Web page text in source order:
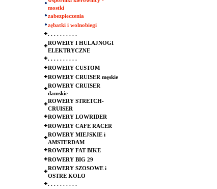
mostki
zabezpieczenia
zębatki i wolnobiegi
. . . . . . . . . .
ROWERY I HULAJNOGI
ELEKTRYCZNE
. . . . . . . . . .
ROWERY CUSTOM
ROWERY CRUISER męskie
ROWERY CRUISER
damskie
ROWERY STRETCH-
CRUISER
ROWERY LOWRIDER
ROWERY CAFE RACER
ROWERY MIEJSKIE i
AMSTERDAM
ROWERY FAT BIKE
ROWERY BIG 29
ROWERY SZOSOWE i
OSTRE KOŁO
. . . . . . . . . .